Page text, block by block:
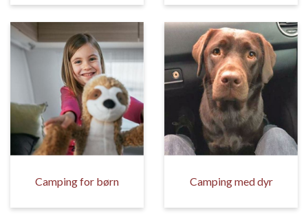
Camping for børn Camping med dyr